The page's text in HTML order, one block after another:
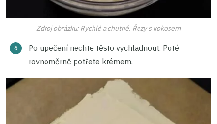
Zdroj obrázku: Rychlé a chutné, Řezy s kokosem
Po upečení nechte těsto vychladnout. Poté
rovnoměrně potřete krémem.